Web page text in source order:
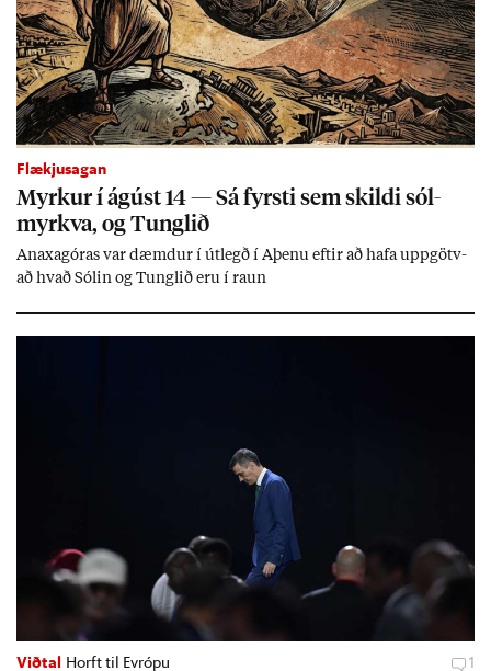
Flækjusagan
Myrk­ur í ág­úst 14 — Sá fyrsti sem skildi sól­
myrkva, og Tungl­ið
An­axagór­as var dæmd­ur í út­legð í Aþenu eft­ir að hafa upp­götv­
að hvað Sól­in og Tungl­ið eru í raun
Viðtal Horft til Evrópu 1